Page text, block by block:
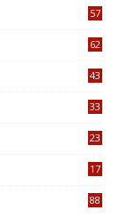
57
62
43
33
23
17
88